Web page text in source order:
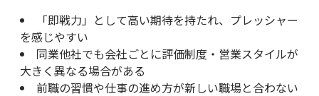
「即戦力」として高い期待を持たれ、プレッシャー
を感じやすい
同業他社でも会社ごとに評価制度・営業スタイルが
大きく異なる場合がある
前職の習慣や仕事の進め方が新しい職場と合わない